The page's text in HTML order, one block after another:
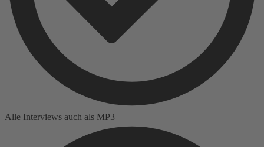
Alle Interviews auch als MP3